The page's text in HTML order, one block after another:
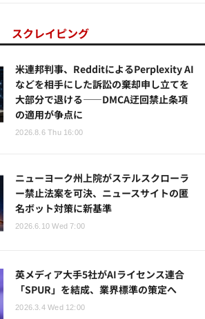
スクレイピング
米連邦判事、RedditによるPerplexity AI
などを相手にした訴訟の棄却申し立てを
大部分で退ける——DMCA迂回禁止条項
の適用が争点に
2026.8.6 Thu 16:00
ニューヨーク州上院がステルスクローラ
ー禁止法案を可決、ニュースサイトの匿
名ボット対策に新基準
2026.6.10 Wed 7:00
英メディア大手5社がAIライセンス連合
「SPUR」を結成、業界標準の策定へ
2026.3.4 Wed 12:00